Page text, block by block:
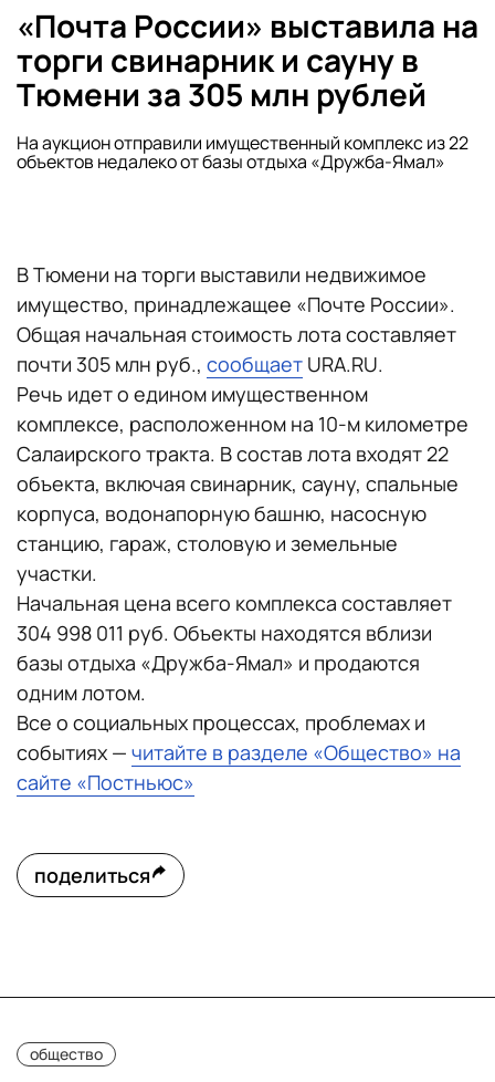
«Почта России» выставила на
торги свинарник и сауну в
Тюмени за 305 млн рублей
На аукцион отправили имущественный комплекс из 22
объектов недалеко от базы отдыха «Дружба-Ямал»
В Тюмени на торги выставили недвижимое
имущество, принадлежащее «Почте России».
Общая начальная стоимость лота составляет
почти 305 млн руб., сообщает URA.RU.
Речь идет о едином имущественном
комплексе, расположенном на 10-м километре
Салаирского тракта. В состав лота входят 22
объекта, включая свинарник, сауну, спальные
корпуса, водонапорную башню, насосную
станцию, гараж, столовую и земельные
участки.
Начальная цена всего комплекса составляет
304 998 011 руб. Объекты находятся вблизи
базы отдыха «Дружба-Ямал» и продаются
одним лотом.
Все о социальных процессах, проблемах и
событиях — читайте в разделе «Общество» на
сайте «Постньюс»
поделиться
общество